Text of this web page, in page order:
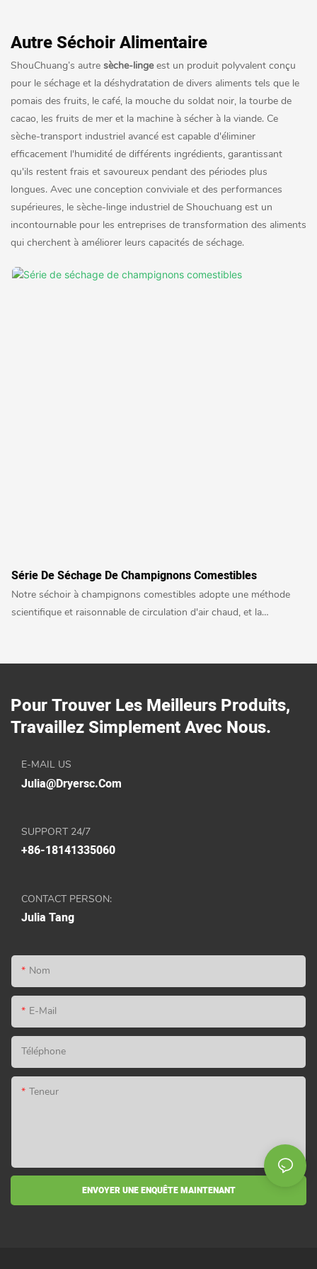
Autre Séchoir Alimentaire
ShouChuang’s autre sèche-lingeest un produit polyvalent conçu
pour le séchage et la déshydratation de divers aliments tels que le
pomais des fruits, le café, la mouche du soldat noir, la tourbe de
cacao, les fruits de mer et la machine à sécher à la viande. Ce
sèche-transport industriel avancé est capable d'éliminer
efficacement l'humidité de différents ingrédients, garantissant
qu'ils restent frais et savoureux pendant des périodes plus
longues. Avec une conception conviviale et des performances
supérieures, le sèche-linge industriel de Shouchuang est un
incontournable pour les entreprises de transformation des aliments
qui cherchent à améliorer leurs capacités de séchage.
Série De Séchage De Champignons Comestibles
Notre séchoir à champignons comestibles adopte une méthode
scientifique et raisonnable de circulation d'air chaud, et la
champignons comestibles.
Pour Trouver Les Meilleurs Produits,
Travaillez Simplement Avec Nous.
E-MAIL US
Julia@dryersc.com
SUPPORT 24/7
+86-18141335060
CONTACT PERSON:
Julia Tang
Nom
E-Mail
Téléphone
Teneur
ENVOYER UNE ENQUÊTE MAINTENANT